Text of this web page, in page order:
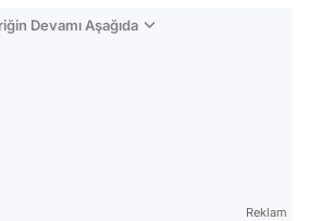
Devamı Aşağıda
Reklam